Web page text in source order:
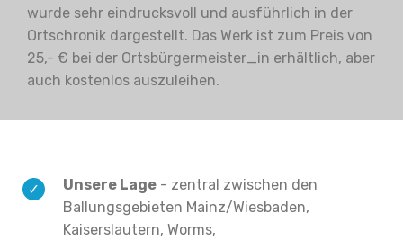
wurde sehr eindrucksvoll und ausführlich in der
Ortschronik dargestellt. Das Werk ist zum Preis von
25,- € bei der Ortsbürgermeister_in erhältlich, aber
auch kostenlos auszuleihen.
Unsere Lage - zentral zwischen den
Ballungsgebieten Mainz/Wiesbaden,
Kaiserslautern, Worms,